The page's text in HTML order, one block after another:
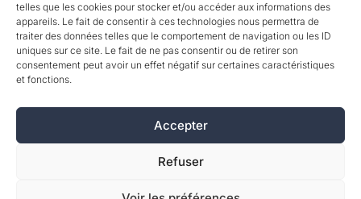
telles que les cookies pour stocker et/ou accéder aux informations des
appareils. Le fait de consentir à ces technologies nous permettra de
traiter des données telles que le comportement de navigation ou les ID
uniques sur ce site. Le fait de ne pas consentir ou de retirer son
consentement peut avoir un effet négatif sur certaines caractéristiques
et fonctions.
Accepter
Refuser
©MPI 2026 – Crealith est une marque déposée
de Mineral Products International S.A. – Tous
Termes et conditions
Vie privée